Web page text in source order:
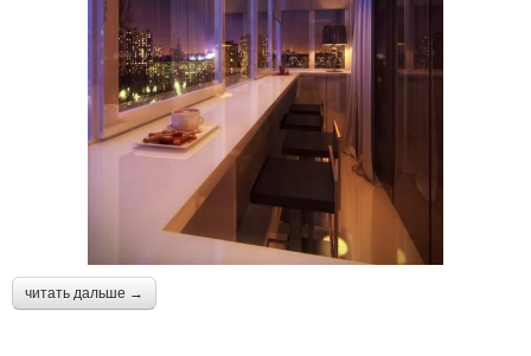
читать дальше →